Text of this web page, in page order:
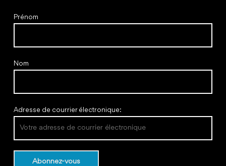
Prénom
Nom
Adresse de courrier électronique: